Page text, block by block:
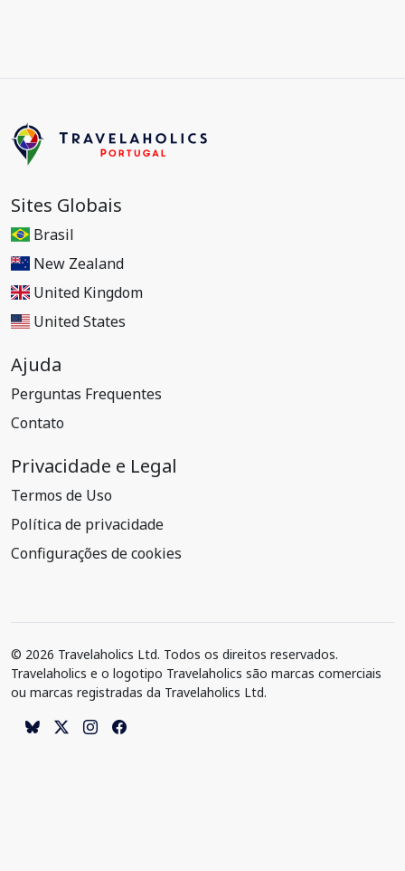
Sites Globais
Brasil
New Zealand
United Kingdom
United States
Ajuda
Perguntas Frequentes
Contato
Privacidade e Legal
Termos de Uso
Política de privacidade
Configurações de cookies
© 2026 Travelaholics Ltd. Todos os direitos reservados.
Travelaholics e o logotipo Travelaholics são marcas comerciais
ou marcas registradas da Travelaholics Ltd.